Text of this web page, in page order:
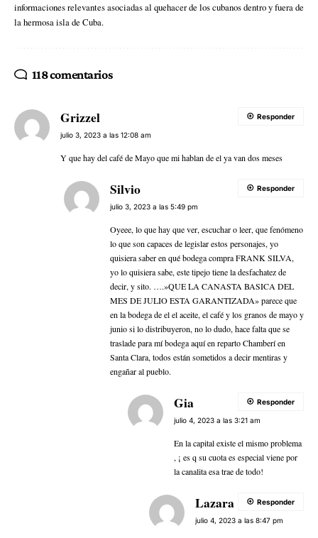
informaciones relevantes asociadas al quehacer de los cubanos dentro y fuera de
la hermosa isla de Cuba.
118 comentarios
Grizzel
julio 3, 2023 a las 12:08 am
Y que hay del café de Mayo que mi hablan de el ya van dos meses
Responder
Silvio
julio 3, 2023 a las 5:49 pm
Oyeee, lo que hay que ver, escuchar o leer, que fenómeno
lo que son capaces de legislar estos personajes, yo
quisiera saber en qué bodega compra FRANK SILVA,
yo lo quisiera sabe, este tipejo tiene la desfachatez de
decir, y sito. ….»QUE LA CANASTA BASICA DEL
MES DE JULIO ESTA GARANTIZADA» parece que
en la bodega de el el aceite, el café y los granos de mayo y
junio si lo distribuyeron, no lo dudo, hace falta que se
traslade para mí bodega aquí en reparto Chamberí en
Santa Clara, todos están sometidos a decir mentiras y
engañar al pueblo.
Responder
Gia
julio 4, 2023 a las 3:21 am
En la capital existe el mismo problema
, ¡ es q su cuota es especial viene por
la canalita esa trae de todo!
Responder
Lazara
julio 4, 2023 a las 8:47 pm
Responder